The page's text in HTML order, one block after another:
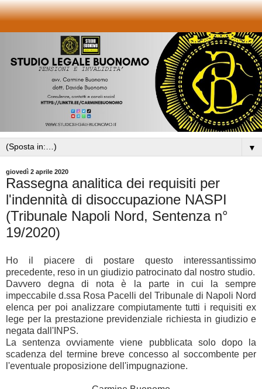
▼
giovedì 2 aprile 2020
Rassegna analitica dei requisiti per
l'indennità di disoccupazione NASPI
(Tribunale Napoli Nord, Sentenza n°
19/2020)
Ho il piacere di postare questo interessantissimo
precedente, reso in un giudizio patrocinato dal nostro studio.
Davvero degna di nota è la parte in cui la sempre
impeccabile d.ssa Rosa Pacelli del Tribunale di Napoli Nord
elenca per poi analizzare compiutamente tutti i requisiti ex
lege per la prestazione previdenziale richiesta in giudizio e
negata dall'INPS.
La sentenza ovviamente viene pubblicata solo dopo la
scadenza del termine breve concesso al soccombente per
l'eventuale proposizione dell'impugnazione.